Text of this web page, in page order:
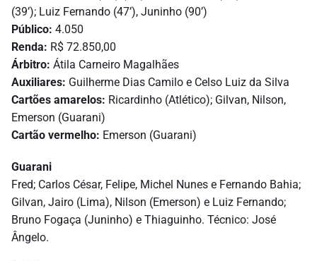
(39’); Luiz Fernando (47’), Juninho (90’)
Público: 4.050
Renda: R$ 72.850,00
Árbitro: Átila Carneiro Magalhães
Auxiliares: Guilherme Dias Camilo e Celso Luiz da Silva
Cartões amarelos: Ricardinho (Atlético); Gilvan, Nilson,
Emerson (Guarani)
Cartão vermelho: Emerson (Guarani)
Guarani
Fred; Carlos César, Felipe, Michel Nunes e Fernando Bahia;
Gilvan, Jairo (Lima), Nilson (Emerson) e Luiz Fernando;
Bruno Fogaça (Juninho) e Thiaguinho. Técnico: José
Ângelo.